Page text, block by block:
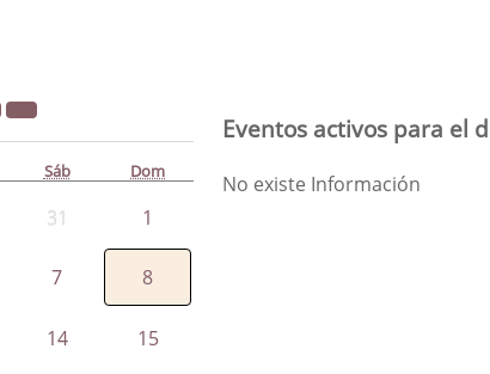
Sáb Dom
31 1
7 8
14 15
Eventos activos para el
No existe Información